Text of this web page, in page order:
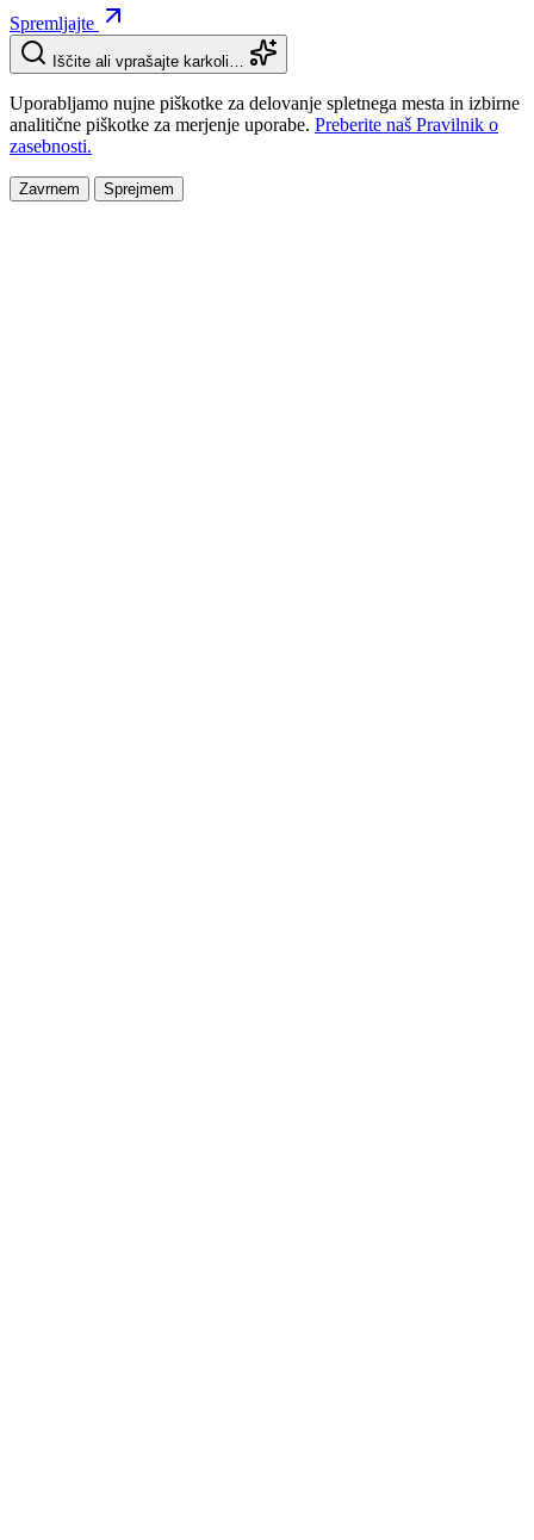
Spremljajte
Iščite ali vprašajte karkoli…
Uporabljamo nujne piškotke za delovanje spletnega mesta in izbirne
analitične piškotke za merjenje uporabe. Preberite naš Pravilnik o
zasebnosti.
Zavrnem Sprejmem